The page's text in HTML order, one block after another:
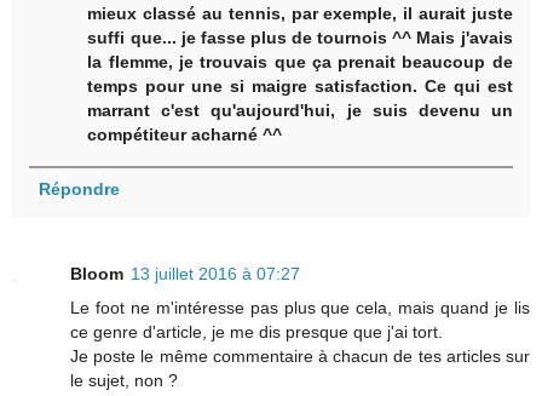
mieux classé au tennis, par exemple, il aurait juste
suffi que... je fasse plus de tournois ^^ Mais j'avais
la flemme, je trouvais que ça prenait beaucoup de
temps pour une si maigre satisfaction. Ce qui est
marrant c'est qu'aujourd'hui, je suis devenu un
compétiteur acharné ^^
Répondre
Bloom 13 juillet 2016 à 07:27
Le foot ne m'intéresse pas plus que cela, mais quand je lis
ce genre d'article, je me dis presque que j'ai tort.
Je poste le même commentaire à chacun de tes articles sur
le sujet, non ?